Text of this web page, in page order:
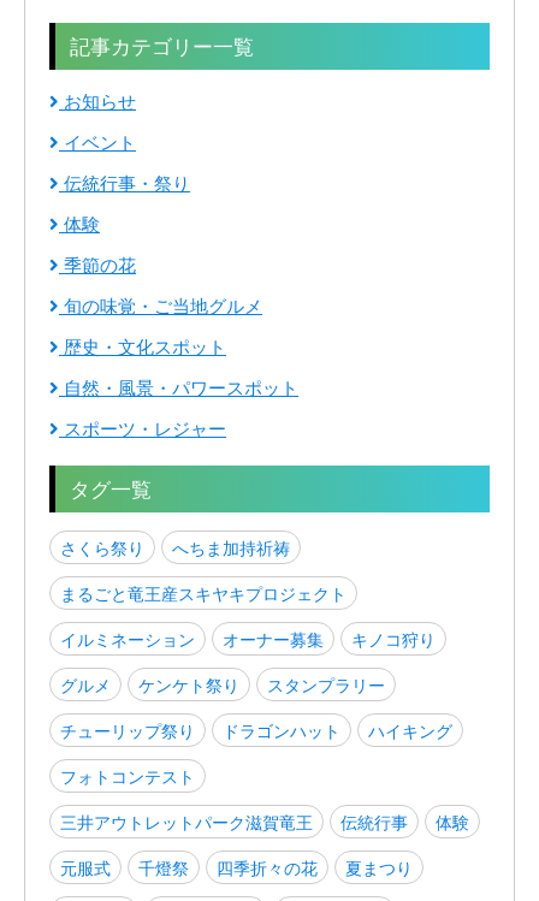
記事カテゴリー一覧
お知らせ
イベント
伝統行事・祭り
体験
季節の花
旬の味覚・ご当地グルメ
歴史・文化スポット
自然・風景・パワースポット
スポーツ・レジャー
タグ一覧
さくら祭り
へちま加持祈祷
まるごと竜王産スキヤキプロジェクト
イルミネーション
オーナー募集
キノコ狩り
グルメ
ケンケト祭り
スタンプラリー
チューリップ祭り
ドラゴンハット
ハイキング
フォトコンテスト
三井アウトレットパーク滋賀竜王
伝統行事
体験
元服式
千燈祭 四季折々の花
夏まつり